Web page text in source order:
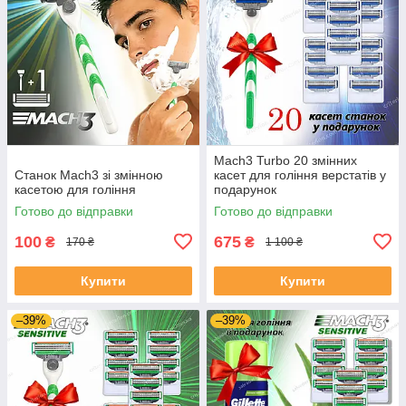
Станок Mach3 зі змінною
касетою для гоління
Готово до відправки
100 ₴ 170 ₴
Купити
Mach3 Turbo 20 змінних
касет для гоління верстатів у
подарунок
Готово до відправки
675 ₴ 1 100 ₴
Купити
–39% –39%